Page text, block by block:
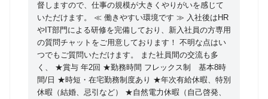
ント （顧客対応、現場管理、契約・収支管理等）
・運用・保守ビジネスの経営企画業務（経営基盤強
化、シェア拡大戦略立案、産業創造等） 【所属部署】
プラントマネジメント部 または、オペレーションマ
ネジメント部 所属メンバー：15名
督しますので、仕事の規模が大きくやりがいを感じて
いただけます。 ≪ 働きやすい環境です ≫ 入社後はHR
やIT部門による研修を完備しており、新入社員の方専用
の質問チャットをご用意しております！ 不明な点はい
つでもご質問いただけます。 また社員間の交流も多
く、 ★賞与 年2回 ★勤務時間 フレックス制 基本8時
間/日 ★時短・在宅勤務制度あり ★年次有給休暇、特別
休暇（結婚、忌引など） ★自然電力休暇（自己啓発、